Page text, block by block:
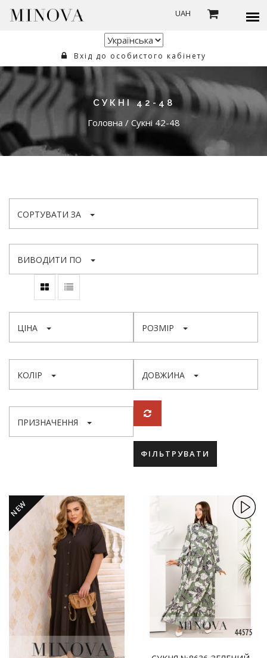
UAH
Вхід до особистого кабінету
СУКНІ 42-48
Головна / Сукні 42-48
СОРТУВАТИ ЗА
ВИВОДИТИ ПО
ЦІНА РОЗМІР
КОЛІР ДОВЖИНА
ПРИЗНАЧЕННЯ
ФІЛЬТРУВАТИ
NEW